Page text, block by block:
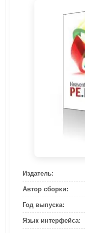
Издатель:
Автор сборки:
Год выпуска:
Язык интерфейса: